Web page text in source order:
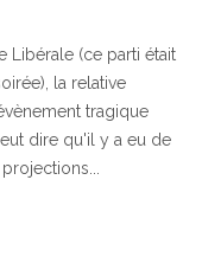
Libérale (ce parti était
la relative
tragique
dire qu'il y a eu de